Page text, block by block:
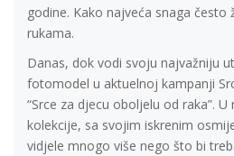
godine. Kako najveća snaga često
rukama.
Danas, dok vodi svoju najvažniju
fotomodel u aktuelnoj kampanji
“Srce za djecu oboljelu od raka”.
kolekcije, sa svojim iskrenim
vidjele mnogo više nego što bi